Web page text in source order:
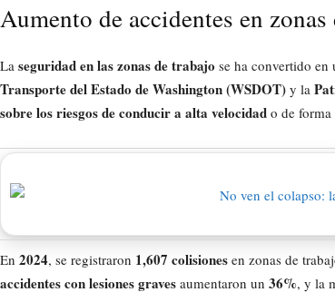
Aumento de accidentes en
La seguridad en las zonas de trabajo se ha convertido en
Transporte del Estado de Washington (WSDOT) y la
sobre los riesgos de conducir a alta velocidad o de forma
En 2024, se registraron 1,607 colisiones en zonas de
accidentes con lesiones graves aumentaron un 36%, y la